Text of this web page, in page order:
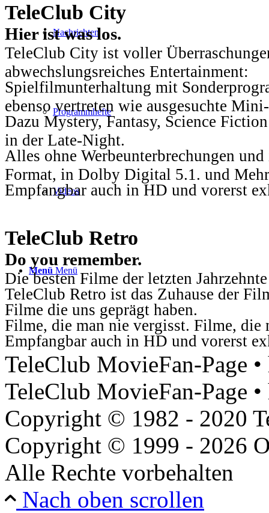
Nachrichten
Programmhefte
Videos
Menü Menü
TeleClub City
Hier ist was los.
TeleClub City ist voller
abwechslungsreiches Entertainment:
Spielfilmunterhaltung mit
ebenso vertreten wie ausgesuchte
Dazu Mystery, Fantasy, Science
in der Late-Night.
Alles ohne Werbeunterbrechungen
Format, in Dolby Digital 5.1. und
Empfangbar auch in HD und vorerst
TeleClub Retro
Do you remember.
Die besten Filme der letzten
TeleClub Retro ist das Zuhause der
Filme die uns geprägt haben.
Filme, die man nie vergisst. Filme, die
Empfangbar auch in HD und vorerst
TeleClub MovieFan-Page
TeleClub MovieFan-Page
Copyright © 1982 - 2020
Copyright © 1999 - 2026
Alle Rechte vorbehalten
Nach oben scrollen